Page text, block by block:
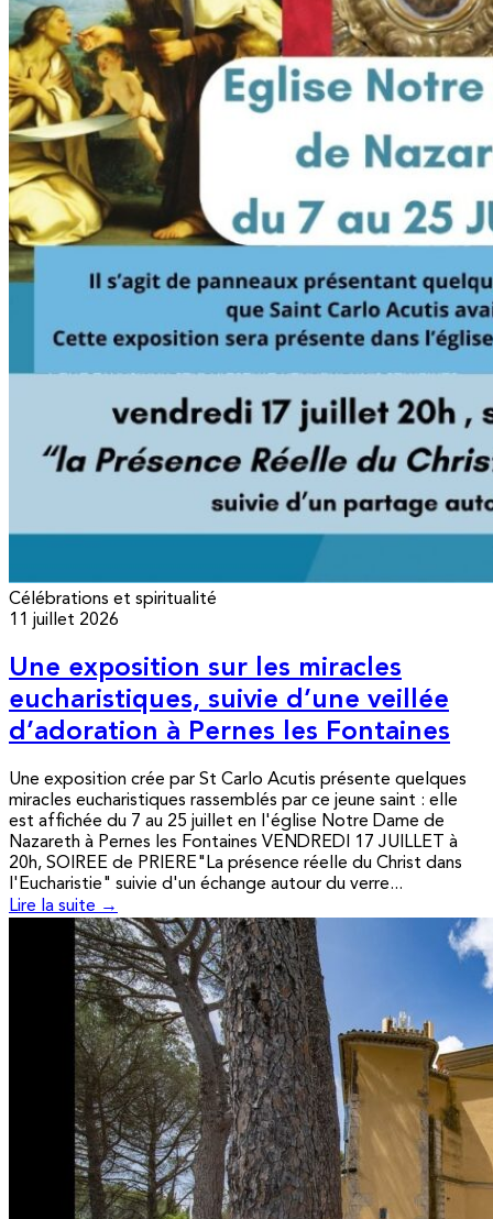
Célébrations et spiritualité
11 juillet 2026
Une exposition sur les miracles
eucharistiques, suivie d’une veillée
d’adoration à Pernes les Fontaines
Une exposition crée par St Carlo Acutis présente quelques
miracles eucharistiques rassemblés par ce jeune saint : elle
est affichée du 7 au 25 juillet en l'église Notre Dame de
Nazareth à Pernes les Fontaines VENDREDI 17 JUILLET à
20h, SOIREE de PRIERE"La présence réelle du Christ dans
l'Eucharistie" suivie d'un échange autour du verre...
Lire la suite →